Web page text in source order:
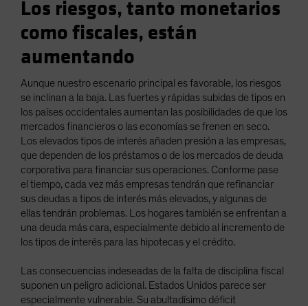
Los riesgos, tanto monetarios
como fiscales, están
aumentando
Aunque nuestro escenario principal es favorable, los riesgos
se inclinan a la baja. Las fuertes y rápidas subidas de tipos en
los países occidentales aumentan las posibilidades de que los
mercados financieros o las economías se frenen en seco.
Los elevados tipos de interés añaden presión a las empresas,
que dependen de los préstamos o de los mercados de deuda
corporativa para financiar sus operaciones. Conforme pase
el tiempo, cada vez más empresas tendrán que refinanciar
sus deudas a tipos de interés más elevados, y algunas de
ellas tendrán problemas. Los hogares también se enfrentan a
una deuda más cara, especialmente debido al incremento de
los tipos de interés para las hipotecas y el crédito.
Las consecuencias indeseadas de la falta de disciplina fiscal
suponen un peligro adicional. Estados Unidos parece ser
especialmente vulnerable. Su abultadísimo déficit